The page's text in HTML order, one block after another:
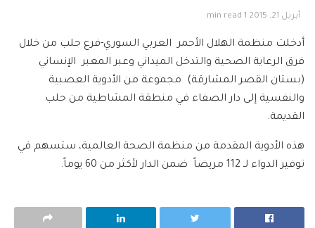
أبريل 21, 2015 1 min read
أدخلت منظمة الهلال الأحمر العربي السوري-فرع حلب من خلال
فرق الرعاية الصحية والتدخل الميداني وعبر المعبر الإنساني
(بستان القصر المشارقة) مجموعة من الأدوية العصبية
والنفسية إلى دار الصفاء في منطقة المشاطية من حلب
القديمة.
هذه الأدوية المقدمة من منظمة الصحة العالمية، ستسهم في
توفير الدواء لـ 112 مريضاً ضمن الدار لأكثر من 60 يوماً.